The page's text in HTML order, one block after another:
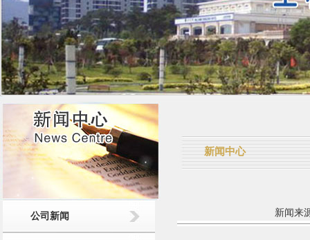
公司新闻
新闻中心
新闻来